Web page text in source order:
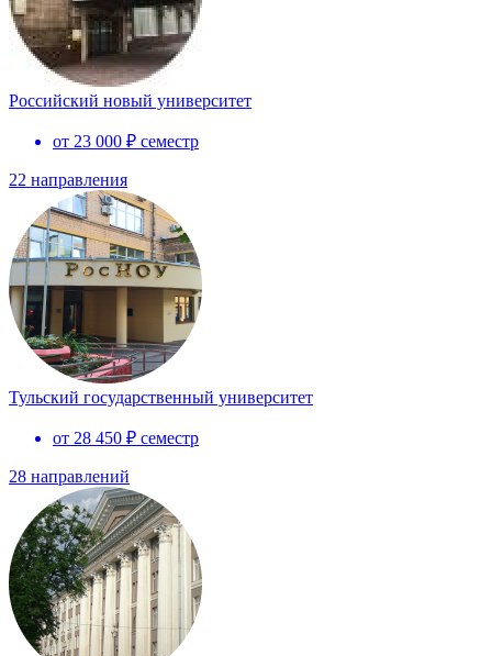
Российский новый университет
от 23 000 ₽ семестр
22 направления
Тульский государственный университет
от 28 450 ₽ семестр
28 направлений